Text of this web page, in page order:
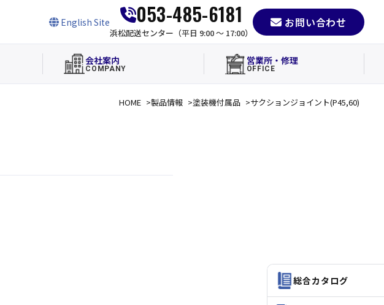
English Site 053-485-6181
浜松配送センター（平日 9:00 〜 17:00）
お問い合わせ
会社案内
COMPANY
営業所・修理
OFFICE
HOME 製品情報 塗装機付属品
サクションジョイント(P45,60)
総合カタログ